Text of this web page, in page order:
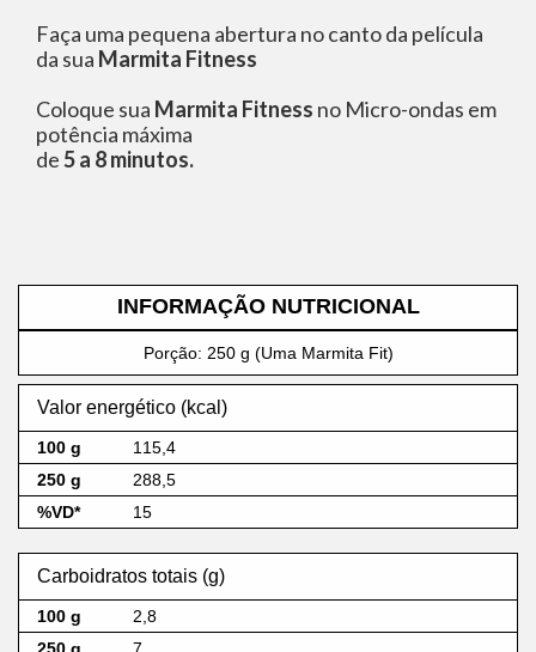
Faça uma pequena abertura no canto da película
da sua Marmita Fitness
Coloque sua Marmita Fitness no Micro-ondas em
potência máxima
de5 a 8 minutos.
INFORMAÇÃO NUTRICIONAL
Porção: 250 g (Uma Marmita Fit)
Valor energético (kcal)
115,4
288,5
15
Carboidratos totais (g)
2,8